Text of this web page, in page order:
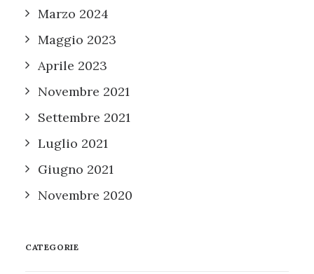
Marzo 2024
Maggio 2023
Aprile 2023
Novembre 2021
Settembre 2021
Luglio 2021
Giugno 2021
Novembre 2020
CATEGORIE